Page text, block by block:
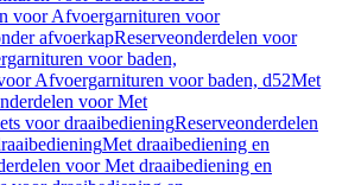
voor Afvoergarnituren voor
afvoerkapReserveonderdelen voor
voor baden,
Afvoergarnituren voor baden, d52Met
voor Met
voor draaibedieningReserveonderdelen
Met draaibediening en
voor Met draaibediening en